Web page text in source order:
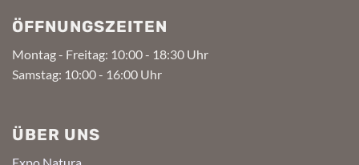
ÖFFNUNGSZEITEN
Montag - Freitag: 10:00 - 18:30 Uhr
Samstag: 10:00 - 16:00 Uhr
ÜBER UNS
Expo Natura